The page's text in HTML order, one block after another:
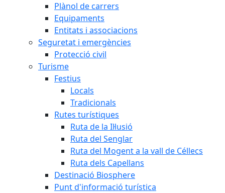
Plànol de carrers
Equipaments
Entitats i associacions
Seguretat i emergències
Protecció civil
Turisme
Festius
Locals
Tradicionals
Rutes turístiques
Ruta de la Il·lusió
Ruta del Senglar
Ruta del Mogent a la vall de Céllecs
Ruta dels Capellans
Destinació Biosphere
Punt d'informació turística